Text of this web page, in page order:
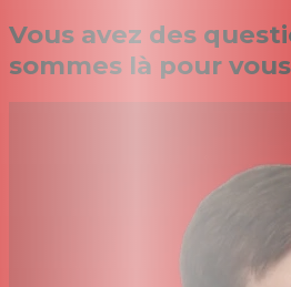
Vous avez des
sommes là pour